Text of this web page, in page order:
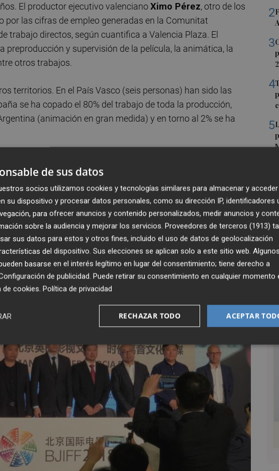
2
3
4
5
El productor ejecutivo valencianoXimo Pérez, otro de los
por las cifras de empleo generadas en la Comunitat
trabajo directos, según cuantifica a Valencia Plaza. El
preproducción y supervisión de la película, la animática, la
otros trabajos.
territorios. En el País Vasco (seis personas) han sido las
se ha copado el 80% del trabajo de toda la producción,
(animación en gran medida) y en torno al 2% se ha
largometrajes más
de sus datos
socios utilizamos cookies y tecnologías similares para almacenar y
su dispositivo y procesar datos personales, como su dirección IP, identificadores
para ofrecer anuncios y contenido personalizados, medir anuncios y
sobre la audiencia y mejorar los servicios. Proveedores de terceros (1913)
sus datos para estos y otros fines, incluido el uso de datos de geolocalización
del dispositivo. Sus elecciones se aplican solo a este sitio web. Algunos
basarse en el interés legítimo en lugar del consentimiento; tiene derecho a
de publicidad. Puede retirar su consentimiento en cualquier momento
de cookies. Política de privacidad
ACEPTAR
RECHAZAR TODO